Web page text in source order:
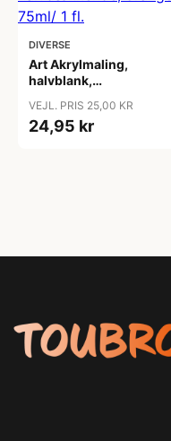
DIVERSE
Art Akrylmaling,
halvblank,
75ml/ 1 fl.
VEJL. PRIS 25,00 KR
24,95 kr